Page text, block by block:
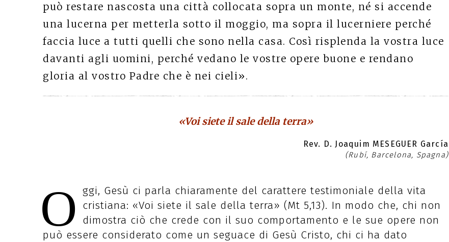
può restare nascosta una città collocata sopra un monte, né si accende
una lucerna per metterla sotto il moggio, ma sopra il lucerniere perché
faccia luce a tutti quelli che sono nella casa. Così risplenda la vostra luce
davanti agli uomini, perché vedano le vostre opere buone e rendano
gloria al vostro Padre che è nei cieli».
«Voi siete il sale della terra»
Rev. D. Joaquim MESEGUER García
(Rubí, Barcelona, Spagna)
O ggi, Gesù ci parla chiaramente del carattere testimoniale della vita
cristiana: «Voi siete il sale della terra» (Mt 5,13). In modo che, chi non
dimostra ciò che crede con il suo comportamento e le sue opere non
può essere considerato come un seguace di Gesù Cristo, chi ci ha dato